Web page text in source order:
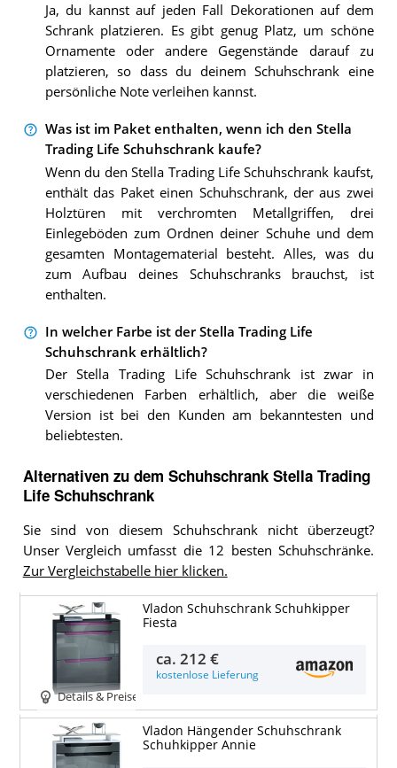
Ja, du kannst auf jeden Fall Dekorationen auf dem
Schrank platzieren. Es gibt genug Platz, um schöne
Ornamente oder andere Gegenstände darauf zu
platzieren, so dass du deinem Schuhschrank eine
persönliche Note verleihen kannst.
Was ist im Paket enthalten, wenn ich den Stella
Trading Life Schuhschrank kaufe?
Wenn du den Stella Trading Life Schuhschrank kaufst,
enthält das Paket einen Schuhschrank, der aus zwei
Holztüren mit verchromten Metallgriffen, drei
Einlegeböden zum Ordnen deiner Schuhe und dem
gesamten Montagematerial besteht. Alles, was du
zum Aufbau deines Schuhschranks brauchst, ist
enthalten.
In welcher Farbe ist der Stella Trading Life
Schuhschrank erhältlich?
Der Stella Trading Life Schuhschrank ist zwar in
verschiedenen Farben erhältlich, aber die weiße
Version ist bei den Kunden am bekanntesten und
beliebtesten.
Alternativen zu dem Schuhschrank Stella Trading
Life Schuhschrank
Sie sind von diesem Schuhschrank nicht überzeugt?
Unser Vergleich umfasst die 12 besten Schuhschränke.
Zur Vergleichstabelle hier klicken.
Details & Preise
Vladon Schuhschrank Schuhkipper
Fiesta
ca.212 €
kostenlose Lieferung
Vladon Hängender Schuhschrank
Schuhkipper Annie